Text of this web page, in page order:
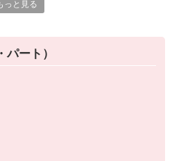
！
説明しますので、これらの工程の
の上お願いします。
問題ありません。モクモクと作業
す。
コンで温度が管理されており、1年
っと見る
ート）